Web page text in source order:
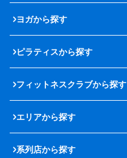
ヨガから探す
ピラティスから探す
フィットネスクラブから探す
エリアから探す
系列店から探す